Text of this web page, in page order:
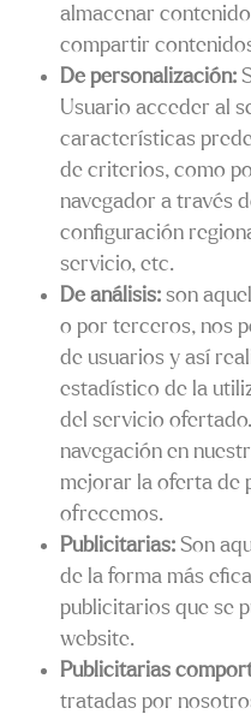
almacenar
compartir
De personalización:
Usuario acceder al
características
de criterios, como
navegador a través
configuración
servicio, etc.
De análisis: son
o por terceros, nos
de usuarios y así
estadístico de la
del servicio
navegación en
mejorar la oferta de
ofrecemos.
Publicitarias: Son
de la forma más
publicitarios que se
website.
Publicitarias
tratadas por